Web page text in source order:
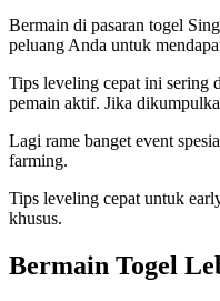
Bermain di pasaran togel
peluang Anda untuk
Tips leveling cepat ini sering
pemain aktif. Jika
Lagi rame banget event
farming.
Tips leveling cepat untuk
khusus.
Bermain Togel